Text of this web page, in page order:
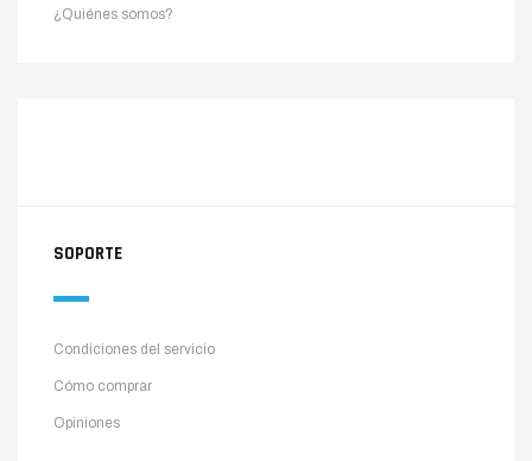
¿Quiénes somos?
SOPORTE
Condiciones del servicio
Cómo comprar
Opiniones